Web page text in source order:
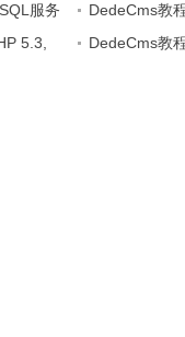
服务
DedeCms教
DEDECMS软件
5.3,
DedeCms教